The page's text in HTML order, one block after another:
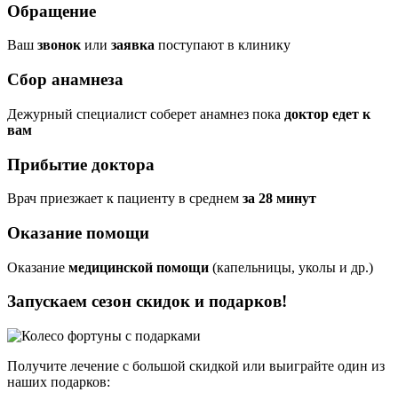
Обращение
Ваш звонокили заявка поступают в клинику
Сбор анамнеза
Дежурный специалист соберет анамнез пока доктор едет к
вам
Прибытие доктора
Врач приезжает к пациенту в среднем за 28 минут
Оказание помощи
Оказание медицинской помощи (капельницы, уколы и др.)
Запускаем сезон скидок и подарков!
Получите лечение с большой скидкой или выиграйте один из
наших подарков: